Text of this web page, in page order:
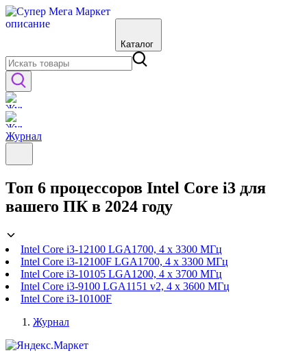
Каталог
Журнал
Топ 6 процессоров Intel Core i3 для
вашего ПК в 2024 году
Intel Core i3-12100 LGA1700, 4 x 3300 МГц
Intel Core i3-12100F LGA1700, 4 x 3300 МГц
Intel Core i3-10105 LGA1200, 4 x 3700 МГц
Intel Core i3-9100 LGA1151 v2, 4 x 3600 МГц
Intel Core i3-10100F
Журнал